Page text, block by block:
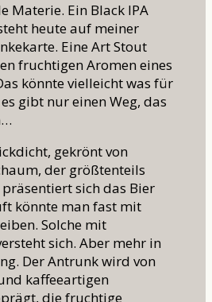
Materie. Ein Black IPA
heute auf meiner
Eine Art Stout
fruchtigen Aromen eines
könnte vielleicht was für
gibt nur einen Weg, das
gekrönt von
der größtenteils
sich das Bier
könnte man fast mit
Solche mit
sich. Aber mehr in
Der Antrunk wird von
kaffeeartigen
die fruchtige